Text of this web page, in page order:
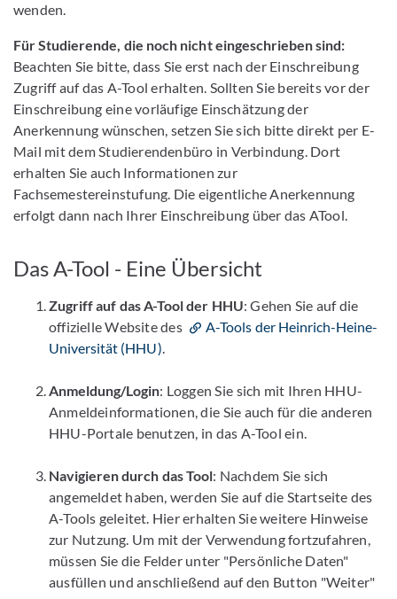
wenden.
Für Studierende, die noch nicht eingeschrieben sind:
Beachten Sie bitte, dass Sie erst nach der Einschreibung
Zugriff auf das A-Tool erhalten. Sollten Sie bereits vor der
Einschreibung eine vorläufige Einschätzung der
Anerkennung wünschen, setzen Sie sich bitte direkt per E-
Mail mit dem Studierendenbüro in Verbindung. Dort
erhalten Sie auch Informationen zur
Fachsemestereinstufung. Die eigentliche Anerkennung
erfolgt dann nach Ihrer Einschreibung über das ATool.
Das A-Tool - Eine Übersicht
Zugriff auf das A-Tool der HHU: Gehen Sie auf die
offizielle Website des
A-Tools der Heinrich-Heine-
Universität (HHU).
Anmeldung/Login: Loggen Sie sich mit Ihren HHU-
Anmeldeinformationen, die Sie auch für die anderen
HHU-Portale benutzen, in das A-Tool ein.
Navigieren durch das Tool: Nachdem Sie sich
angemeldet haben, werden Sie auf die Startseite des
A-Tools geleitet. Hier erhalten Sie weitere Hinweise
zur Nutzung. Um mit der Verwendung fortzufahren,
müssen Sie die Felder unter "Persönliche Daten"
ausfüllen und anschließend auf den Button "Weiter"